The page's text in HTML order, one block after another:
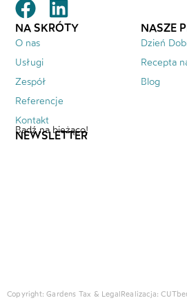
NA SKRÓTY
O nas
Usługi
Zespół
Referencje
Kontakt
NASZE
Dzień
Recepta
Blog
NEWSLETTER
Bądź na bieżąco!
Copyright: Gardens Tax & LegalRealizacja: